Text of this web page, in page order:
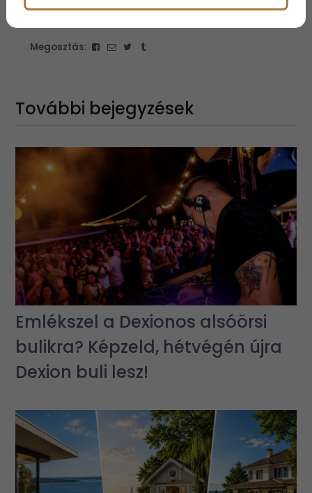
Megosztás:
További bejegyzések
Emlékszel a Dexionos alsóörsi
bulikra? Képzeld, hétvégén újra
Dexion buli lesz!